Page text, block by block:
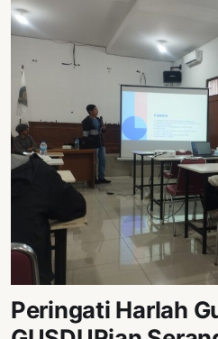
Peringati Harlah